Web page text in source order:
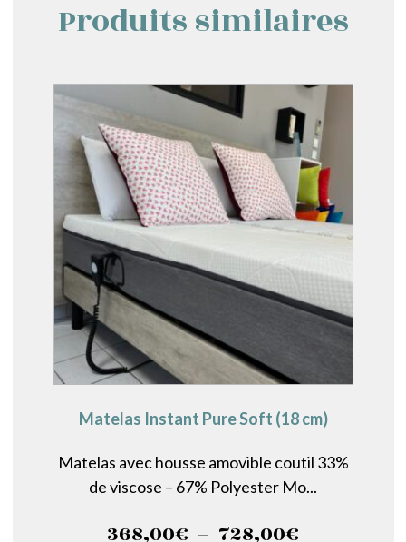
Produits similaires
Matelas Instant Pure Soft (18 cm)
Matelas avec housse amovible coutil 33%
de viscose – 67% Polyester Mo...
368,00€ – 728,00€